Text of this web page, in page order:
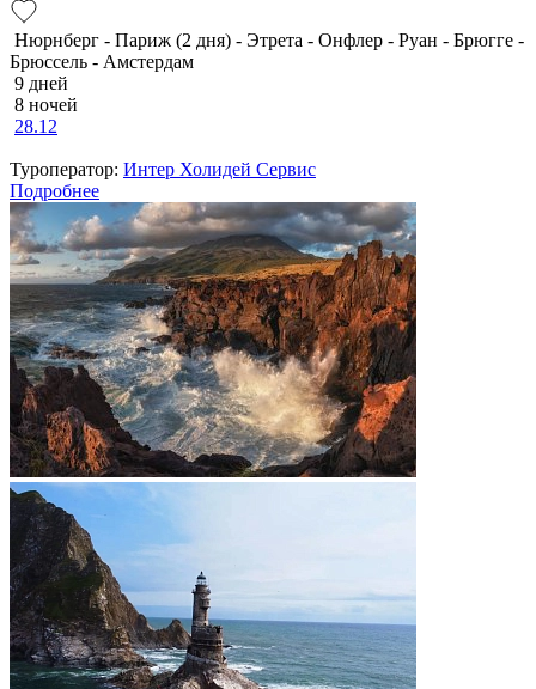
Нюрнберг - Париж (2 дня) - Этрета - Онфлер - Руан - Брюгге -
Брюссель - Амстердам
9 дней
8 ночей
28.12
Туроператор: Интер Холидей Сервис
Подробнее